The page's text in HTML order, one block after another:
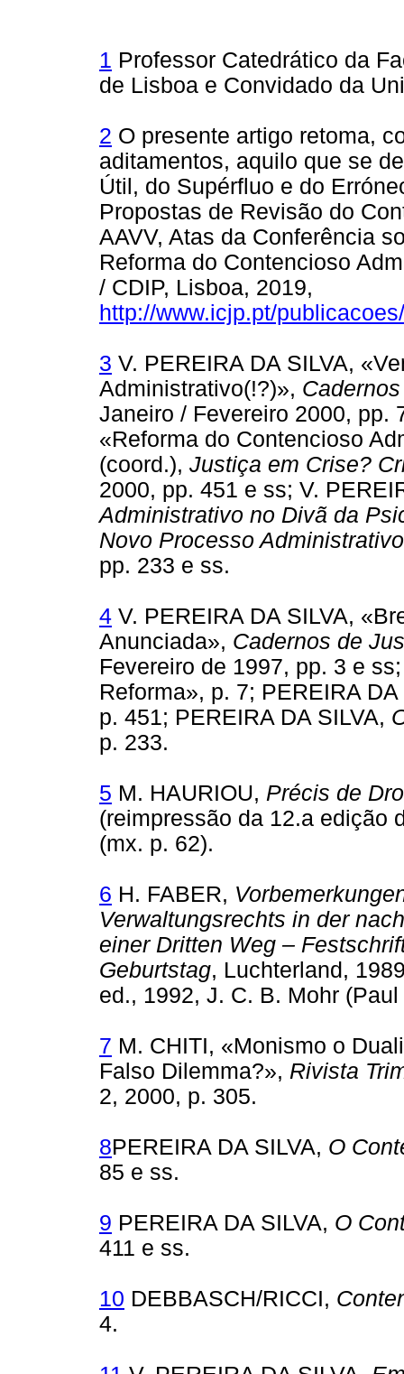
1 Professor Catedrático da
de Lisboa e Convidado da
2 O presente artigo retoma,
aditamentos, aquilo que se
Útil, do Supérfluo e do
Propostas de Revisão do
AAVV, Atas da Conferência
Reforma do Contencioso
/ CDIP, Lisboa, 2019,
http://www.icjp.pt/
3 V. PEREIRA DA SILVA,
Administrativo(!?)»,
Janeiro / Fevereiro 2000, pp.
«Reforma do Contencioso
(coord.), Justiça em Crise?
2000, pp. 451 e ss; V.
Administrativo no Divã da
Novo Processo Administrativo
pp. 233 e ss.
4 V. PEREIRA DA SILVA,
Anunciada», Cadernos de
Fevereiro de 1997, pp. 3 e
Reforma», p. 7; PEREIRA
p. 451; PEREIRA DA SILVA,
p. 233.
5 M. HAURIOU, Précis de
(reimpressão da 12.a edição
(mx. p. 62).
6 H. FABER,
Verwaltungsrechts in der
einer Dritten Weg –
Geburtstag, Luchterland,
ed., 1992, J. C. B. Mohr
7 M. CHITI, «Monismo o
Falso Dilemma?», Rivista
2, 2000, p. 305.
8PEREIRA DA SILVA, O
85 e ss.
9 PEREIRA DA SILVA, O
411 e ss.
10 DEBBASCH/RICCI,
4.